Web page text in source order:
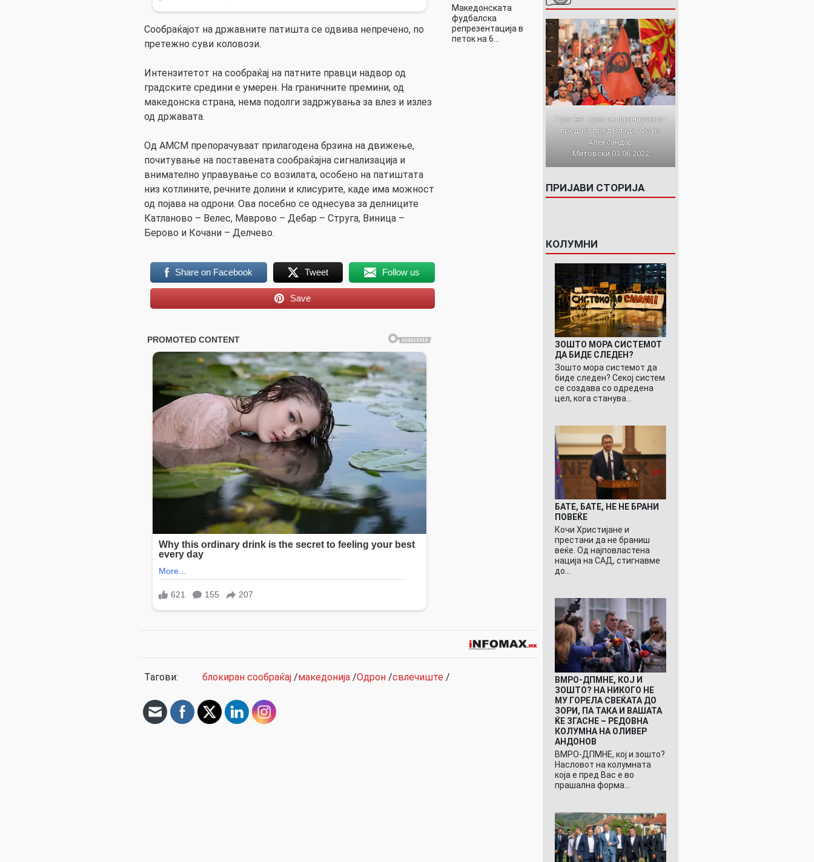
Сообраќајот на државните патишта се одвива непречено, по
претежно суви коловози.
Интензитетот на сообраќај на патните правци надвор од
градските средини е умерен. На граничните премини, од
македонска страна, нема подолги задржувања за влез и излез
од државата.
Од АМСМ препорачуваат прилагодена брзина на движење,
почитување на поставената сообраќајна сигнализација и
внимателно управување со возилата, особено на патиштата
низ котлините, речните долини и клисурите, каде има можност
од појава на одрони. Ова посебно се однесува за делниците
Катланово – Велес, Маврово – Дебар – Струга, Виница –
Берово и Кочани – Делчево.
Share on Facebook Tweet Follow us
Save
Македонската
фудбалска
репрезентација в
петок на 6…
Тагови: блокиран сообраќај /македонија /Одрон /свлечиште /
Протест против францускиот
предлог пред Влада. Фото:
Александар
Митовски,03.06.2022
ПРИЈАВИ СТОРИЈА
КОЛУМНИ
ЗОШТО МОРА СИСТЕМОТ
ДА БИДЕ СЛЕДЕН?
Зошто мора системот да
биде следен? Секој систем
се создава со одредена
цел, кога станува…
БАТЕ, БАТЕ, НЕ НЕ БРАНИ
ПОВЕЌЕ
Кочи Христијане и
престани да не браниш
веќе. Од најповластена
нација на САД, стигнавме
до…
ВМРО-ДПМНЕ, КОЈ И
ЗОШТО? НА НИКОГО НЕ
МУ ГОРЕЛА СВЕЌАТА ДО
ЗОРИ, ПА ТАКА И ВАШАТА
ЌЕ ЗГАСНЕ – РЕДОВНА
КОЛУМНА НА ОЛИВЕР
АНДОНОВ
ВМРО-ДПМНЕ, кој и зошто?
Насловот на колумната
која е пред Вас е во
прашална форма…